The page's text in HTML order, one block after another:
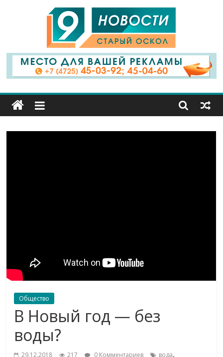
9
Канал
Старый
Общество
В Новый год — без
воды?
29.12.2018 217 0 Комментариев вода,